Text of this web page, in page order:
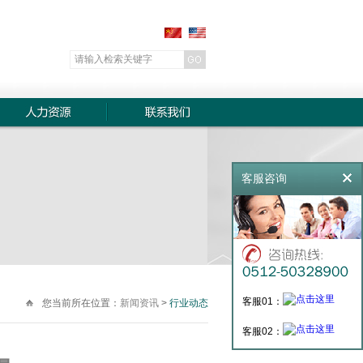
您当前所在位置： 新闻资讯> 行业动态
客服咨询
客服01：
客服02：